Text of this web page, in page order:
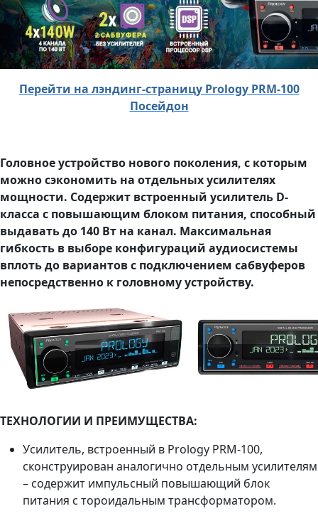
Перейти на лэндинг-страницу Prology PRM-100
Посейдон
Головное устройство нового поколения, с которым
можно сэкономить на отдельных усилителях
мощности. Содержит встроенный усилитель D-
класса с повышающим блоком питания, способный
выдавать до 140 Вт на канал. Максимальная
гибкость в выборе конфигураций аудиосистемы
вплоть до вариантов с подключением сабвуферов
непосредственно к головному устройству.
ТЕХНОЛОГИИ И ПРЕИМУЩЕСТВА:
Усилитель, встроенный в Prology PRM-100,
сконструирован аналогично отдельным усилителям
– содержит импульсный повышающий блок
питания с тороидальным трансформатором.